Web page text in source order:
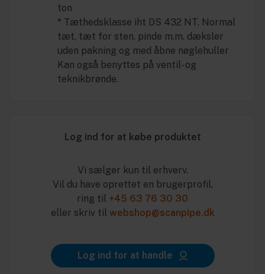
ton
* Tæthedsklasse iht DS 432 NT. Normal
tæt, tæt for sten, pinde m.m. dæksler
uden pakning og med åbne nøglehuller
Kan også benyttes på ventil- og
teknikbrønde.
Log ind for at købe produktet
Vi sælger kun til erhverv.
Vil du have oprettet en brugerprofil,
ring til +45 63 76 30 30
eller skriv til webshop@scanpipe.dk
Log ind for at handle